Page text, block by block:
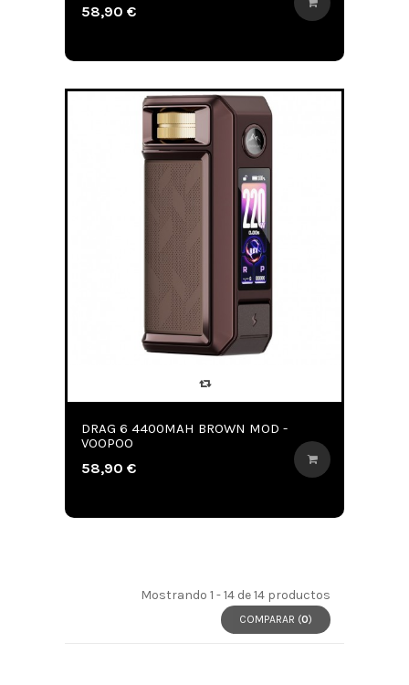
58,90 €
DRAG 6 4400MAH BROWN MOD -
VOOPOO
58,90 €
Mostrando 1 - 14 de 14 productos
COMPARAR (0)